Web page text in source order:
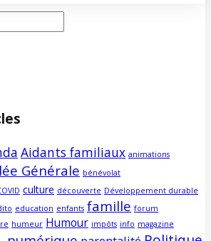
Aidants familiaux animations
Générale bénévolat
culture découverte Développement durable
education enfants famille forum
humeur Humour impôts info magazine